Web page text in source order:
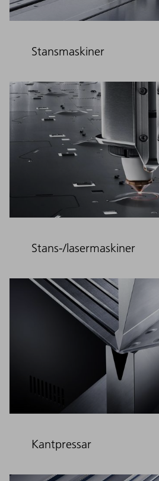
Stansmaskiner
Stans-/lasermaskiner
Kantpressar